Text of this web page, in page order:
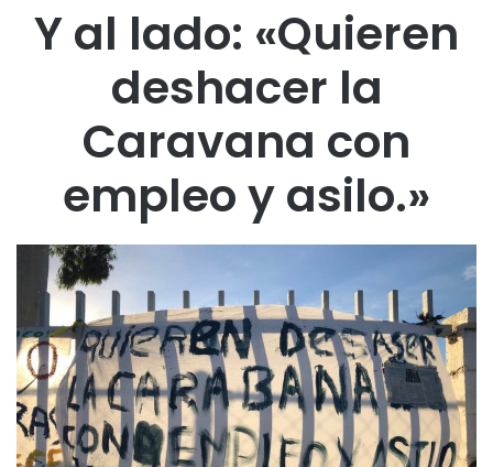
Y al lado: «Quieren
deshacer la
Caravana con
empleo y asilo.»